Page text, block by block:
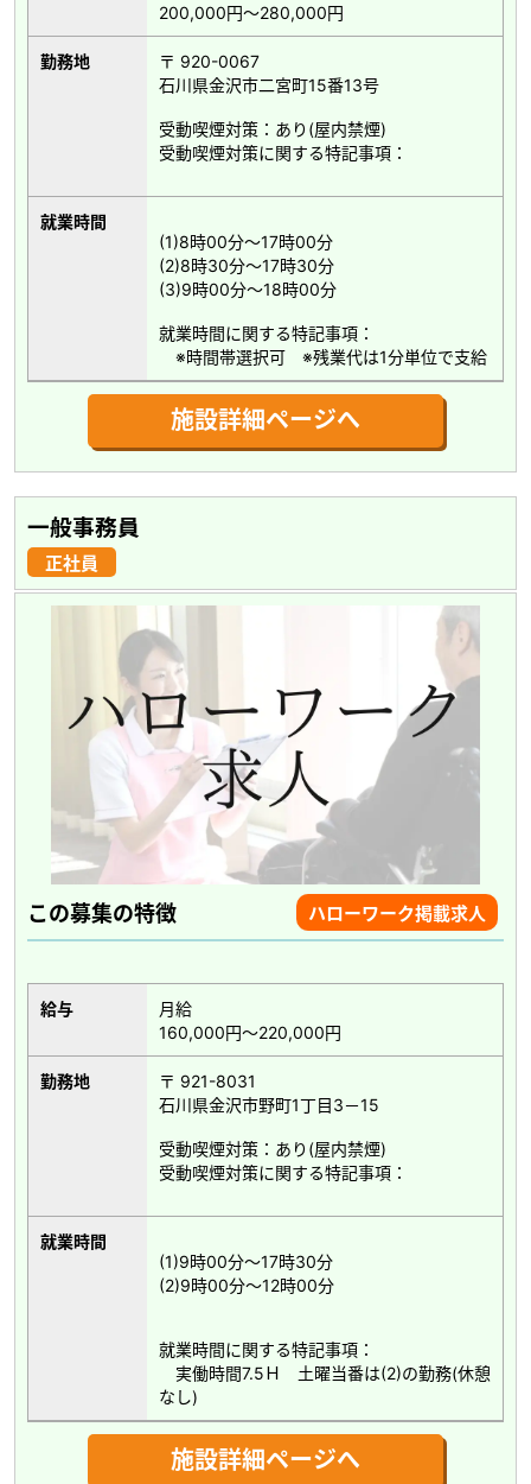
200,000円～280,000円
勤務地
〒 920-0067
石川県金沢市二宮町15番13号
受動喫煙対策：あり(屋内禁煙)
受動喫煙対策に関する特記事項：
就業時間
(1)8時00分～17時00分
(2)8時30分～17時30分
(3)9時00分～18時00分
就業時間に関する特記事項：
※時間帯選択可 ※残業代は1分単位で支給
施設詳細ページへ
一般事務員
正社員
この募集の特徴 ハローワーク掲載求人
給与
月給
160,000円～220,000円
勤務地
〒 921-8031
石川県金沢市野町1丁目3－15
受動喫煙対策：あり(屋内禁煙)
受動喫煙対策に関する特記事項：
就業時間
(1)9時00分～17時30分
(2)9時00分～12時00分
就業時間に関する特記事項：
実働時間7.5Ｈ 土曜当番は(2)の勤務(休憩
なし)
施設詳細ページへ